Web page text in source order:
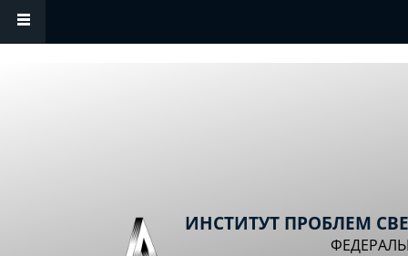
Перейти к основному содержанию
ИНСТИТУТ ПРОБЛЕМ